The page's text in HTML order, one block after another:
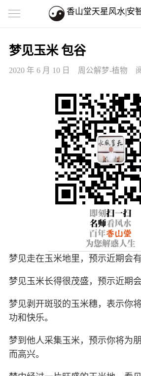
香山堂天星风水|
梦见玉米 包谷
2020 年 6 月 10 日 周公解梦-植物
梦见走在玉米地里，预示近期会
梦见玉米长得很茂盛，预示近期
梦见剥开斑驳的玉米穗，表示你
功和快乐。
梦到他人采集玉米，预示你将为
而高兴。